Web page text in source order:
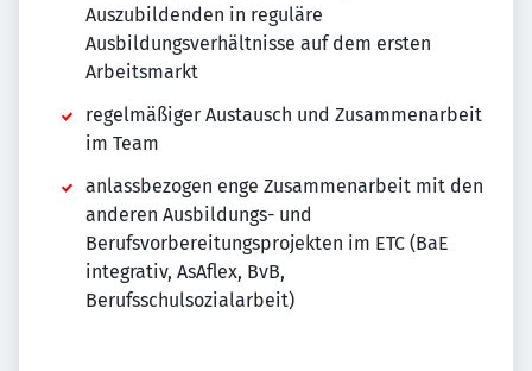
Auszubildenden in reguläre
Ausbildungsverhältnisse auf dem ersten
Arbeitsmarkt
regelmäßiger Austausch und Zusammenarbeit
im Team
anlassbezogen enge Zusammenarbeit mit den
anderen Ausbildungs- und
Berufsvorbereitungsprojekten im ETC (BaE
integrativ, AsAflex, BvB,
Berufsschulsozialarbeit)